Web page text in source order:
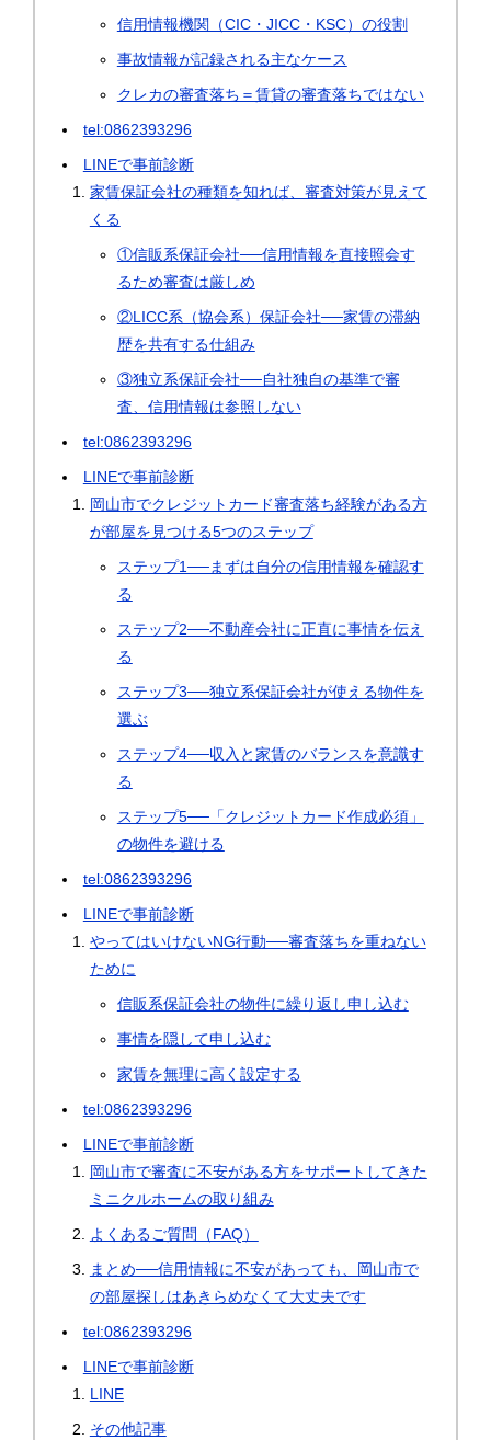
信用情報機関（CIC・JICC・KSC）の役割
事故情報が記録される主なケース
クレカの審査落ち＝賃貸の審査落ちではない
tel:0862393296
LINEで事前診断
家賃保証会社の種類を知れば、審査対策が見えて
くる
①信販系保証会社──信用情報を直接照会す
るため審査は厳しめ
②LICC系（協会系）保証会社──家賃の滞納
歴を共有する仕組み
③独立系保証会社──自社独自の基準で審
査、信用情報は参照しない
tel:0862393296
LINEで事前診断
岡山市でクレジットカード審査落ち経験がある方
が部屋を見つける5つのステップ
ステップ1──まずは自分の信用情報を確認す
る
ステップ2──不動産会社に正直に事情を伝え
る
ステップ3──独立系保証会社が使える物件を
選ぶ
ステップ4──収入と家賃のバランスを意識す
る
ステップ5──「クレジットカード作成必須」
の物件を避ける
tel:0862393296
LINEで事前診断
やってはいけないNG行動──審査落ちを重ねない
ために
信販系保証会社の物件に繰り返し申し込む
事情を隠して申し込む
家賃を無理に高く設定する
tel:0862393296
LINEで事前診断
岡山市で審査に不安がある方をサポートしてきた
ミニクルホームの取り組み
よくあるご質問（FAQ）
まとめ──信用情報に不安があっても、岡山市で
の部屋探しはあきらめなくて大丈夫です
tel:0862393296
LINEで事前診断
LINE
その他記事